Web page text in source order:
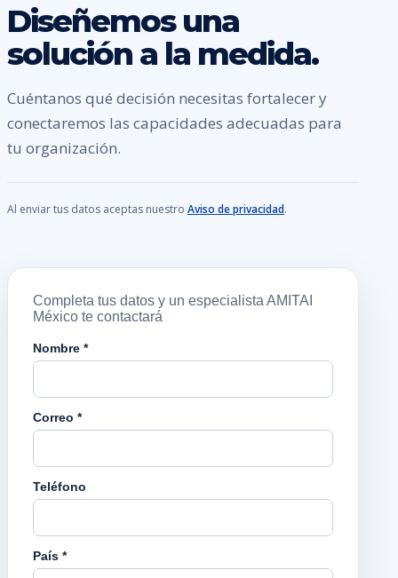
Diseñemos una
solución a la medida.
Cuéntanos qué decisión necesitas fortalecer y
conectaremos las capacidades adecuadas para
tu organización.
Al enviar tus datos aceptas nuestro Aviso de privacidad.